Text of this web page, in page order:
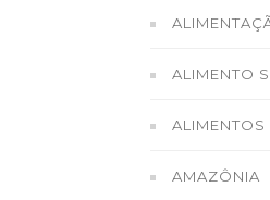
ALIMENTO
AMAZÔNIA